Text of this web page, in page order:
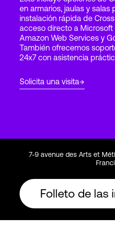
Login
en armarios, jaulas y salas
instalación rápida de
acceso directo a Microsoft
Amazon Web Services y
También ofrecemos
24x7 con asistencia
Solicita una visita
7-9 avenue des Arts et
Folleto de las